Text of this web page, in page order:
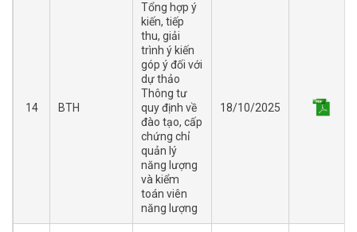
14 BTH
Tổng hợp ý
kiến, tiếp
thu, giải
trình ý kiến
góp ý đối với
dự thảo
Thông tư
quy định về
đào tạo, cấp
chứng chỉ
quản lý
năng lượng
và kiểm
toán viên
năng lượng
18/10/2025